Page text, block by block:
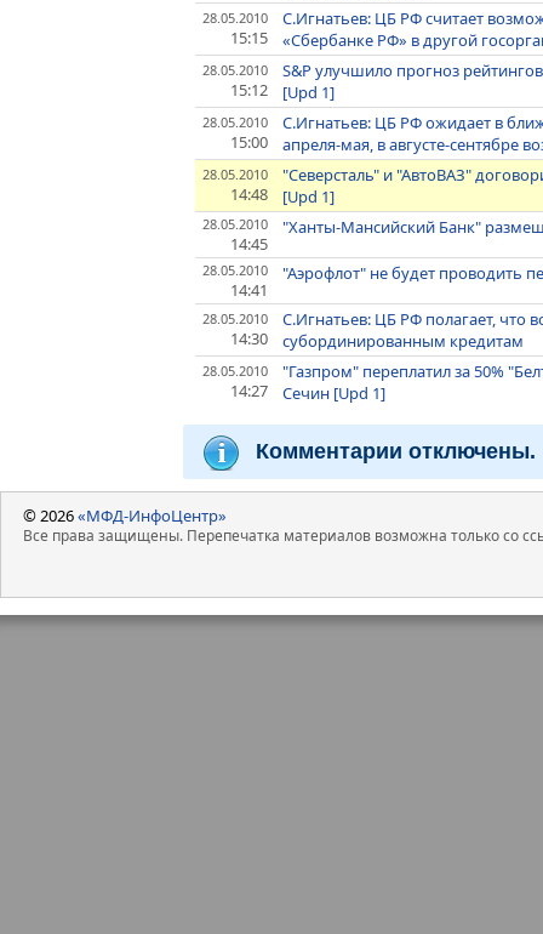
28.05.2010
15:15
С.Игнатьев: ЦБ РФ считает
«Сбербанке РФ» в другой
28.05.2010
15:12
S&P улучшило прогноз
[Upd 1]
28.05.2010
15:00
С.Игнатьев: ЦБ РФ ожидает в
апреля-мая, в августе-
28.05.2010
14:48
"Северсталь" и "АвтоВАЗ"
[Upd 1]
28.05.2010
14:45
"Ханты-Мансийский Банк"
28.05.2010
14:41
"Аэрофлот" не будет проводить
28.05.2010
14:30
С.Игнатьев: ЦБ РФ полагает, что
субординированным кредитам
28.05.2010
14:27
"Газпром" переплатил за 50%
Сечин [Upd 1]
Комментарии отключены.
© 2026«МФД-ИнфоЦентр»
Все права защищены. Перепечатка материалов возможна только со